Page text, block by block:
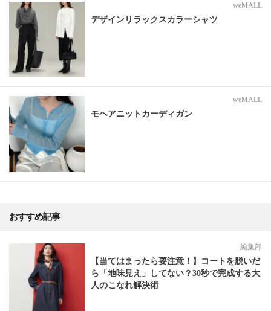
weMALL
デザインリラックスカラーシャツ
weMALL
モヘアニットカーディガン
おすすめ記事
編集部
【当てはまったら要注意！】コートを脱いだ
ら「地味見え」してない？30秒で完成する大
人のこなれ解決術